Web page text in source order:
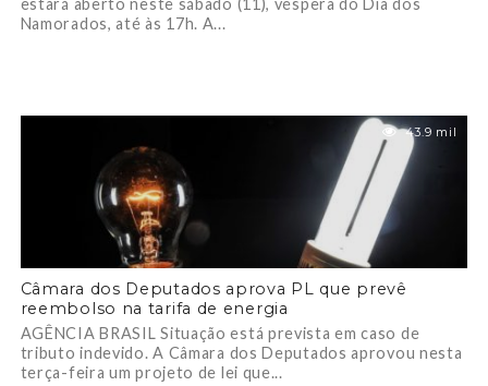
estará aberto neste sábado (11), véspera do Dia dos
Namorados, até às 17h. A...
43.9 mil
Câmara dos Deputados aprova PL que prevê
reembolso na tarifa de energia
AGÊNCIA BRASIL Situação está prevista em caso de
tributo indevido. A Câmara dos Deputados aprovou nesta
terça-feira um projeto de lei que...